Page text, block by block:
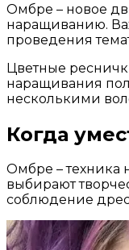
Омбре – новое
наращиванию.
проведения
Цветные
наращивания
несколькими
Когда
Омбре – техника
выбирают
соблюдение